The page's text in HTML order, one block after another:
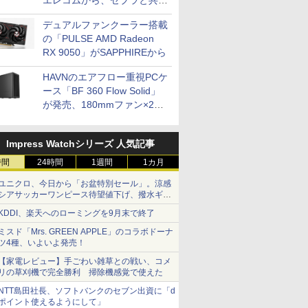
開発
デュアルファンクーラー搭載
の「PULSE AMD Radeon
RX 9050」がSAPPHIREから
HAVNのエアフロー重視PCケ
ース「BF 360 Flow Solid」
が発売、180mmファン×2搭
Impress Watchシリーズ 人気記事
24時間 1週間 1カ月
ニクロ、今日から「お盆特別セール」。涼感
アサッカーワンピース待望値下げ、撥水ギア
ョーツは1990円に
、楽天へのローミングを9月末で終了
スド「Mrs. GREEN APPLE」のコラボドーナ
4種、いよいよ発売！
家電レビュー】手ごわい雑草との戦い、コメ
の草刈機で完全勝利 掃除機感覚で使えた
島田社長、ソフトバンクのセブン出資に「d
イント使えるようにして」